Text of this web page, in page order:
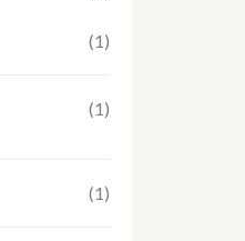
(1)
(1)
(1)